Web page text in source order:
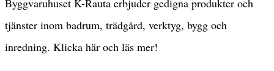
tjänster inom badrum, trädgård, verktyg, bygg och
inredning. Klicka här och läs mer!